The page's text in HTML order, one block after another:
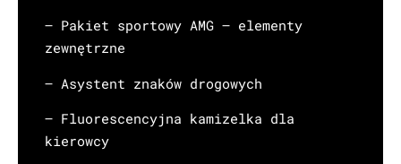
– Pakiet sportowy AMG – elementy
zewnętrzne
– Asystent znaków drogowych
– Fluorescencyjna kamizelka dla
kierowcy